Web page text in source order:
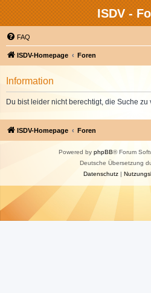
ISDV -
FAQ
ISDV-Homepage Foren
Information
Du bist leider nicht berechtigt, die Suche zu
ISDV-Homepage Foren
Powered by phpBB® Forum
Deutsche Übersetzung
Datenschutz|